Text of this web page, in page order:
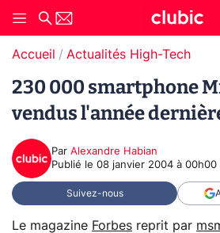
Accueil Actualités High-Tech
230 000 smartphone
vendus l'année
Par Alexandre Habian
Publié le 08 janvier 2004 à 00h00
Suivez-nous
Le magazine Forbes reprit par